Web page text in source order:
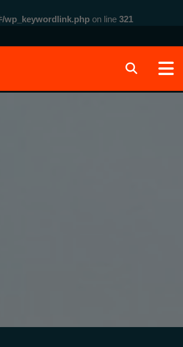
/wp_keywordlink.php on line 321